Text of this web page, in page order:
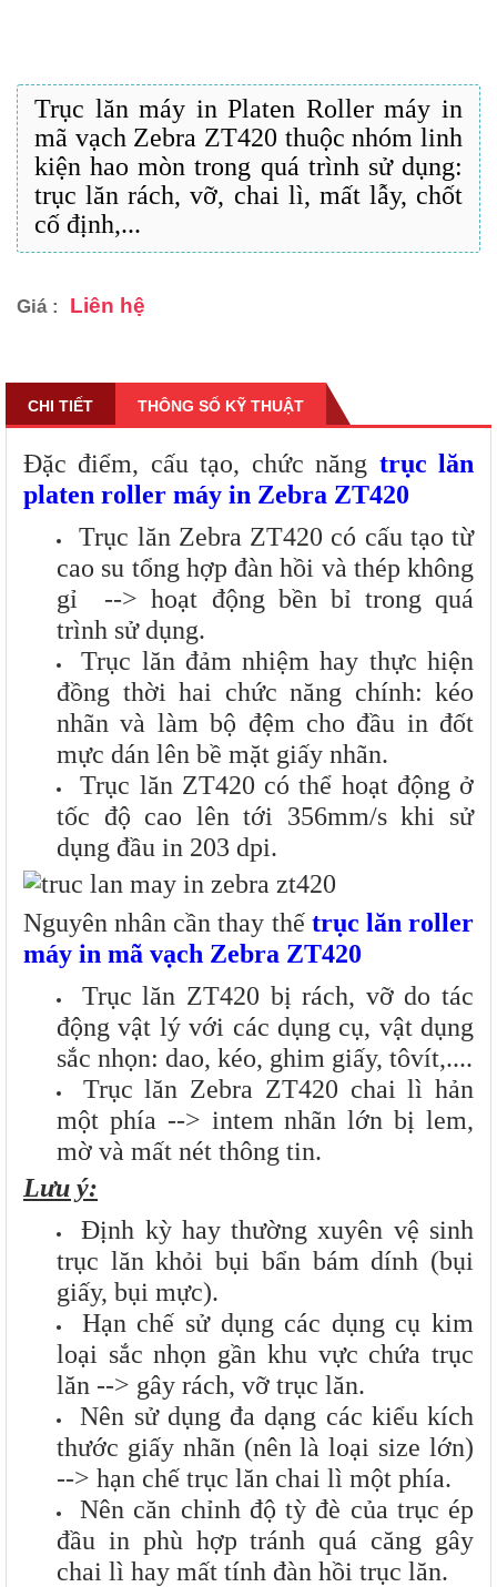
Trục lăn máy in Platen Roller máy in
mã vạch Zebra ZT420 thuộc nhóm linh
kiện hao mòn trong quá trình sử dụng:
trục lăn rách, vỡ, chai lì, mất lẫy, chốt
cố định,...
Giá : Liên hệ
CHI TIẾT THÔNG SỐ KỸ THUẬT
Đặc điểm, cấu tạo, chức năng trục lăn
platen roller máy in Zebra ZT420
Trục lăn Zebra ZT420 có cấu tạo từ
cao su tổng hợp đàn hồi và thép không
gỉ --> hoạt động bền bỉ trong quá
trình sử dụng.
Trục lăn đảm nhiệm hay thực hiện
đồng thời hai chức năng chính: kéo
nhãn và làm bộ đệm cho đầu in đốt
mực dán lên bề mặt giấy nhãn.
Trục lăn ZT420 có thể hoạt động ở
tốc độ cao lên tới 356mm/s khi sử
dụng đầu in 203 dpi.
Nguyên nhân cần thay thế trục lăn roller
máy in mã vạch Zebra ZT420
Trục lăn ZT420 bị rách, vỡ do tác
động vật lý với các dụng cụ, vật dụng
sắc nhọn: dao, kéo, ghim giấy, tôvít,....
Trục lăn Zebra ZT420 chai lì hản
một phía --> intem nhãn lớn bị lem,
mờ và mất nét thông tin.
Lưu ý:
Định kỳ hay thường xuyên vệ sinh
trục lăn khỏi bụi bẩn bám dính (bụi
giấy, bụi mực).
Hạn chế sử dụng các dụng cụ kim
loại sắc nhọn gần khu vực chứa trục
lăn --> gây rách, vỡ trục lăn.
Nên sử dụng đa dạng các kiểu kích
thước giấy nhãn (nên là loại size lớn)
--> hạn chế trục lăn chai lì một phía.
Nên căn chỉnh độ tỳ đè của trục ép
đầu in phù hợp tránh quá căng gây
chai lì hay mất tính đàn hồi trục lăn.